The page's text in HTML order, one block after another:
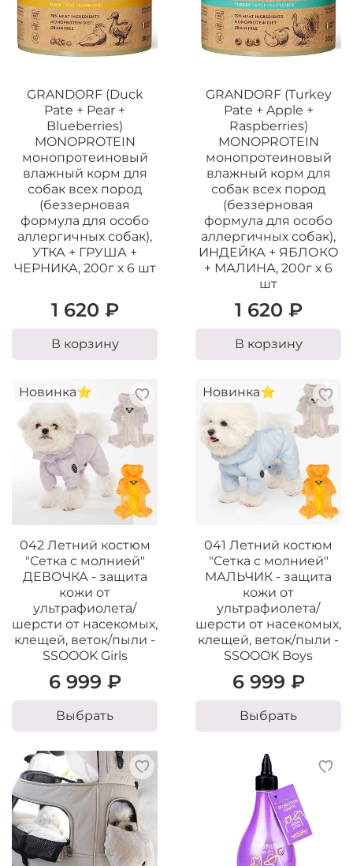
GRANDORF (Duck
Pate + Pear +
Blueberries)
MONOPROTEIN
монопротеиновый
влажный корм для
собак всех пород
(беззерновая
формула для особо
аллергичных собак),
УТКА + ГРУША +
ЧЕРНИКА, 200г х 6 шт
1 620 ₽
В корзину
GRANDORF (Turkey
Pate + Apple +
Raspberries)
MONOPROTEIN
монопротеиновый
влажный корм для
собак всех пород
(беззерновая
формула для особо
аллергичных собак),
ИНДЕЙКА + ЯБЛОКО
+ МАЛИНА, 200г х 6
шт
1 620 ₽
В корзину
Новинка⭐️
042 Летний костюм
"Сетка с молнией"
ДЕВОЧКА - защита
кожи от
ультрафиолета/
шерсти от насекомых,
клещей, веток/пыли -
SSOOOK Girls
6 999 ₽
Выбрать
Новинка⭐️
041 Летний костюм
"Сетка с молнией"
МАЛЬЧИК - защита
кожи от
ультрафиолета/
шерсти от насекомых,
клещей, веток/пыли -
SSOOOK Boys
6 999 ₽
Выбрать